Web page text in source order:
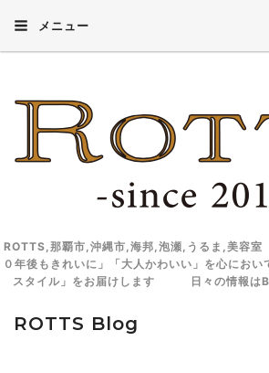
メニュー
ROTTS,那覇市,沖縄市,海邦,泡瀬,うるま,美容
０年後もきれいに」「大人かわいい」を心にお
スタイル」をお届けします 日々の情報は
ROTTS Blog